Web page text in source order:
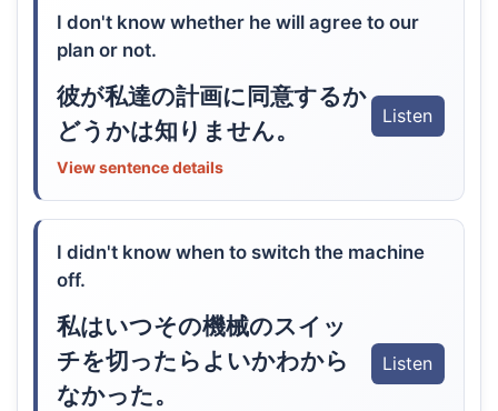
I don't know whether he will agree to our
plan or not.
彼が私達の計画に同意するか
どうかは知りません。
Listen
View sentence details
I didn't know when to switch the machine
off.
私はいつその機械のスイッ
チを切ったらよいかわから
なかった。
Listen